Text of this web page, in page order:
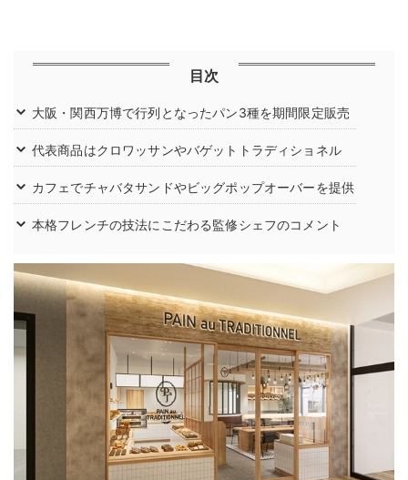
目次
大阪・関西万博で行列となったパン3種を期間限定販売
代表商品はクロワッサンやバゲットトラディショネル
カフェでチャバタサンドやビッグポップオーバーを提供
本格フレンチの技法にこだわる監修シェフのコメント